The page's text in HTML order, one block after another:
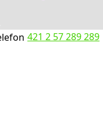
421 2 57 289 289